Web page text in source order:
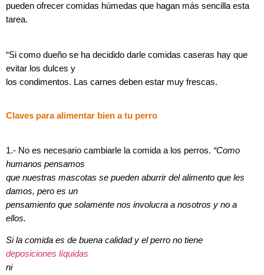
pueden ofrecer comidas húmedas que hagan más sencilla esta
tarea.
“Si como dueño se ha decidido darle comidas caseras hay que
evitar los dulces y
los condimentos. Las carnes deben estar muy frescas.
Claves para alimentar bien a tu perro
1.- No es necesario cambiarle la comida a los perros. “Como
humanos pensamos
que nuestras mascotas se pueden aburrir del alimento que les
damos, pero es un
pensamiento que solamente nos involucra a nosotros y no a
ellos.
Si la comida es de buena calidad y el perro no tiene
deposiciones líquidas
ni